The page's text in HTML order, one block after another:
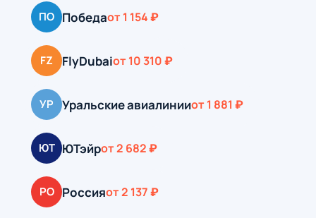
ПО Победаот 1 154 ₽
FZ FlyDubaiот 10 310 ₽
УР Уральские авиалинииот 1 881 ₽
ЮТ ЮТэйрот 2 682 ₽
РО Россияот 2 137 ₽